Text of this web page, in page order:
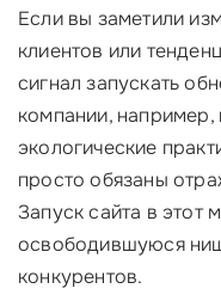
Если вы заметили
клиентов или
сигнал запускать
компании, например,
экологические
просто обязаны
Запуск сайта в этот
освободившуюся
конкурентов.